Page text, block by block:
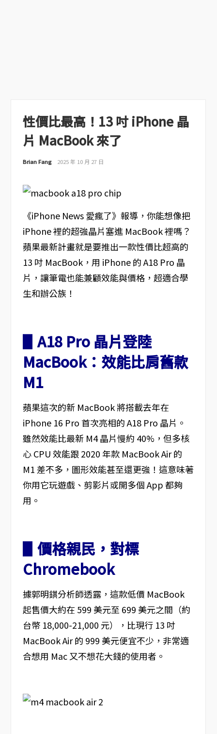
性價比最高！13 吋 iPhone 晶
片 MacBook 來了
Brian Fang 2025 年 10 月 27 日
《iPhone News 愛瘋了》報導，你能想像把
iPhone 裡的超強晶片塞進 MacBook 裡嗎？
蘋果最新計畫就是要推出一款性價比超高的
13 吋 MacBook，用 iPhone 的 A18 Pro 晶
片，讓筆電也能兼顧效能與價格，超適合學
生和辦公族！
▋A18 Pro 晶片登陸
MacBook：效能比肩舊款
M1
蘋果這次的新 MacBook 將搭載去年在
iPhone 16 Pro 首次亮相的 A18 Pro 晶片。
雖然效能比最新 M4 晶片慢約 40%，但多核
心 CPU 效能跟 2020 年款 MacBook Air 的
M1 差不多，圖形效能甚至還更強！這意味著
你用它玩遊戲、剪影片或開多個 App 都夠
用。
▋價格親民，對標
Chromebook
據郭明錤分析師透露，這款低價 MacBook
起售價大約在 599 美元至 699 美元之間（約
台幣 18,000-21,000 元），比現行 13 吋
MacBook Air 的 999 美元便宜不少，非常適
合想用 Mac 又不想花大錢的使用者。